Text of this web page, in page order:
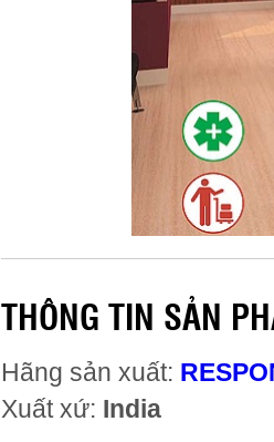
THÔNG TIN SẢN
Hãng sản xuất:
Xuất xứ: India